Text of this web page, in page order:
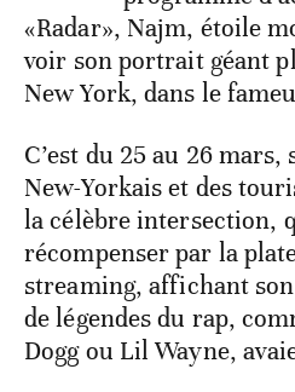
«Radar», Najm, étoile
voir son portrait géant
New York, dans le
C’est du 25 au 26 mars,
New-Yorkais et des
la célèbre intersection,
récompenser par la
streaming, affichant
de légendes du rap,
Dogg ou Lil Wayne,